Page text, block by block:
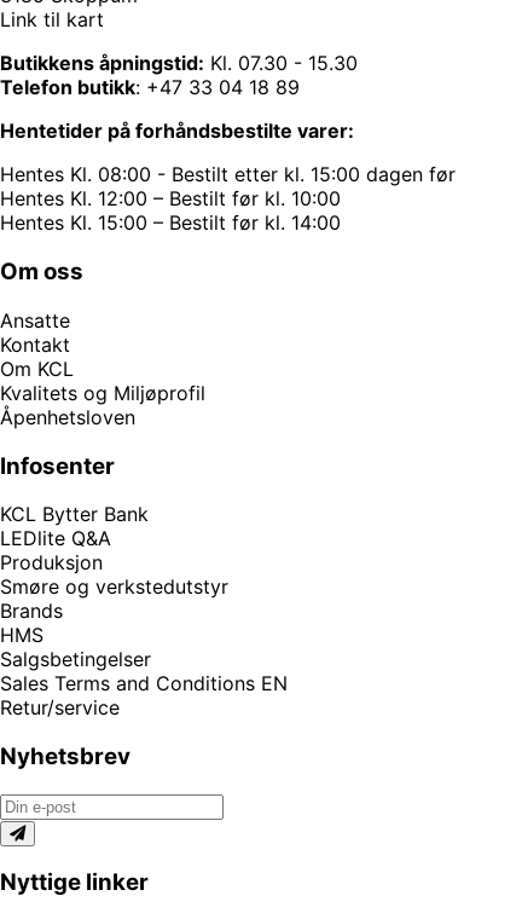
Link til kart
Butikkens åpningstid: Kl. 07.30 - 15.30
Telefon butikk: +47 33 04 18 89
Hentetider på forhåndsbestilte varer:
Hentes Kl. 08:00 - Bestilt etter kl. 15:00 dagen før
Hentes Kl. 12:00 – Bestilt før kl. 10:00
Hentes Kl. 15:00 – Bestilt før kl. 14:00
Om oss
Ansatte
Kontakt
Om KCL
Kvalitets og Miljøprofil
Åpenhetsloven
Infosenter
KCL Bytter Bank
LEDlite Q&A
Produksjon
Smøre og verkstedutstyr
Brands
HMS
Salgsbetingelser
Sales Terms and Conditions EN
Retur/service
Nyhetsbrev
Nyttige linker